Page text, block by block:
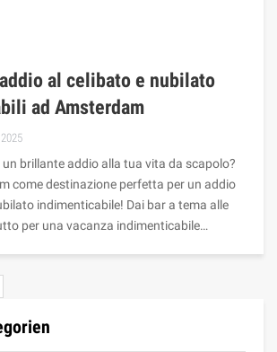
al celibato e nubilato
ad Amsterdam
brillante addio alla tua vita da scapolo?
come destinazione perfetta per un addio
indimenticabile! Dai bar a tema alle
per una vacanza indimenticabile…